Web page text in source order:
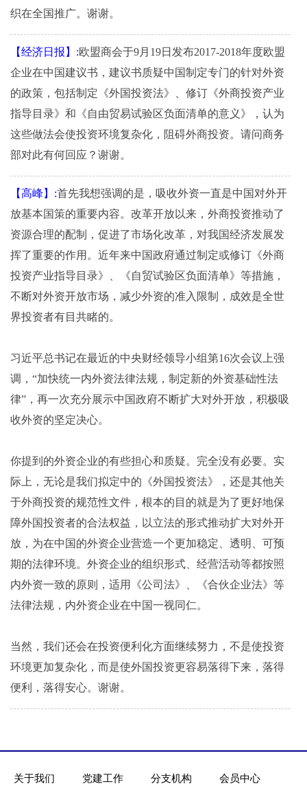
织在全国推广。谢谢。
【经济日报】:欧盟商会于9月19日发布2017-2018年度欧盟
企业在中国建议书，建议书质疑中国制定专门的针对外资
的政策，包括制定《外国投资法》、修订《外商投资产业
指导目录》和《自由贸易试验区负面清单的意义》，认为
这些做法会使投资环境复杂化，阻碍外商投资。请问商务
部对此有何回应？谢谢。
【高峰】:首先我想强调的是，吸收外资一直是中国对外开
放基本国策的重要内容。改革开放以来，外商投资推动了
资源合理的配制，促进了市场化改革，对我国经济发展发
挥了重要的作用。近年来中国政府通过制定或修订《外商
投资产业指导目录》、《自贸试验区负面清单》等措施，
不断对外资开放市场，减少外资的准入限制，成效是全世
界投资者有目共睹的。
习近平总书记在最近的中央财经领导小组第16次会议上强
调，“加快统一内外资法律法规，制定新的外资基础性法
律”，再一次充分展示中国政府不断扩大对外开放，积极吸
收外资的坚定决心。
你提到的外资企业的有些担心和质疑。完全没有必要。实
际上，无论是我们拟定中的《外国投资法》，还是其他关
于外商投资的规范性文件，根本的目的就是为了更好地保
障外国投资者的合法权益，以立法的形式推动扩大对外开
放，为在中国的外资企业营造一个更加稳定、透明、可预
期的法律环境。外资企业的组织形式、经营活动等都按照
内外资一致的原则，适用《公司法》、《合伙企业法》等
法律法规，内外资企业在中国一视同仁。
当然，我们还会在投资便利化方面继续努力，不是使投资
环境更加复杂化，而是使外国投资更容易落得下来，落得
便利，落得安心。谢谢。
关于我们 党建工作 分支机构 会员中心